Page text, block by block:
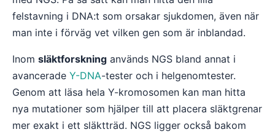
felstavning i DNA:t som orsakar sjukdomen, även när
man inte i förväg vet vilken gen som är inblandad.
Inom släktforskning används NGS bland annat i
avancerade Y-DNA-tester och i helgenomtester.
Genom att läsa hela Y-kromosomen kan man hitta
nya mutationer som hjälper till att placera släktgrenar
mer exakt i ett släktträd. NGS ligger också bakom